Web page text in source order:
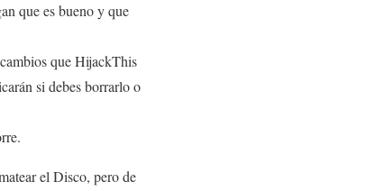
que es bueno y que
que HijackThis
si debes borrarlo o
el Disco, pero de